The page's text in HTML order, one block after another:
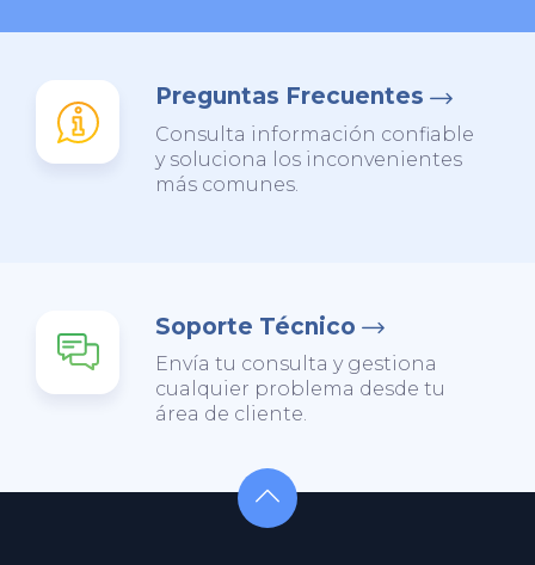
Preguntas Frecuentes
Consulta información confiable
y soluciona los inconvenientes
más comunes.
Soporte Técnico
Envía tu consulta y gestiona
cualquier problema desde tu
área de cliente.